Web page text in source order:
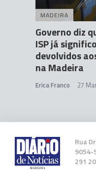
MADEIRA
Governo diz
ISP já
devolvidos
na Madeira
Erica Franco 27
Rua
9054-
291